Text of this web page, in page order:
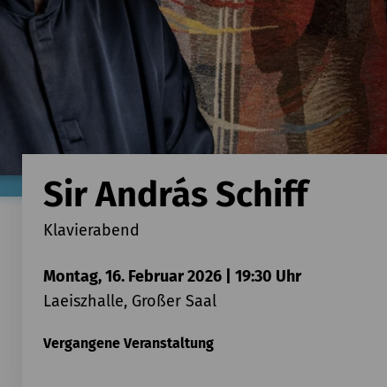
Sir András Schiff
Klavierabend
Montag, 16. Februar 2026 | 19:30 Uhr
Laeiszhalle, Großer Saal
Vergangene Veranstaltung